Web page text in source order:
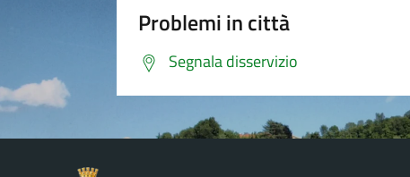
Problemi in città
Segnala disservizio